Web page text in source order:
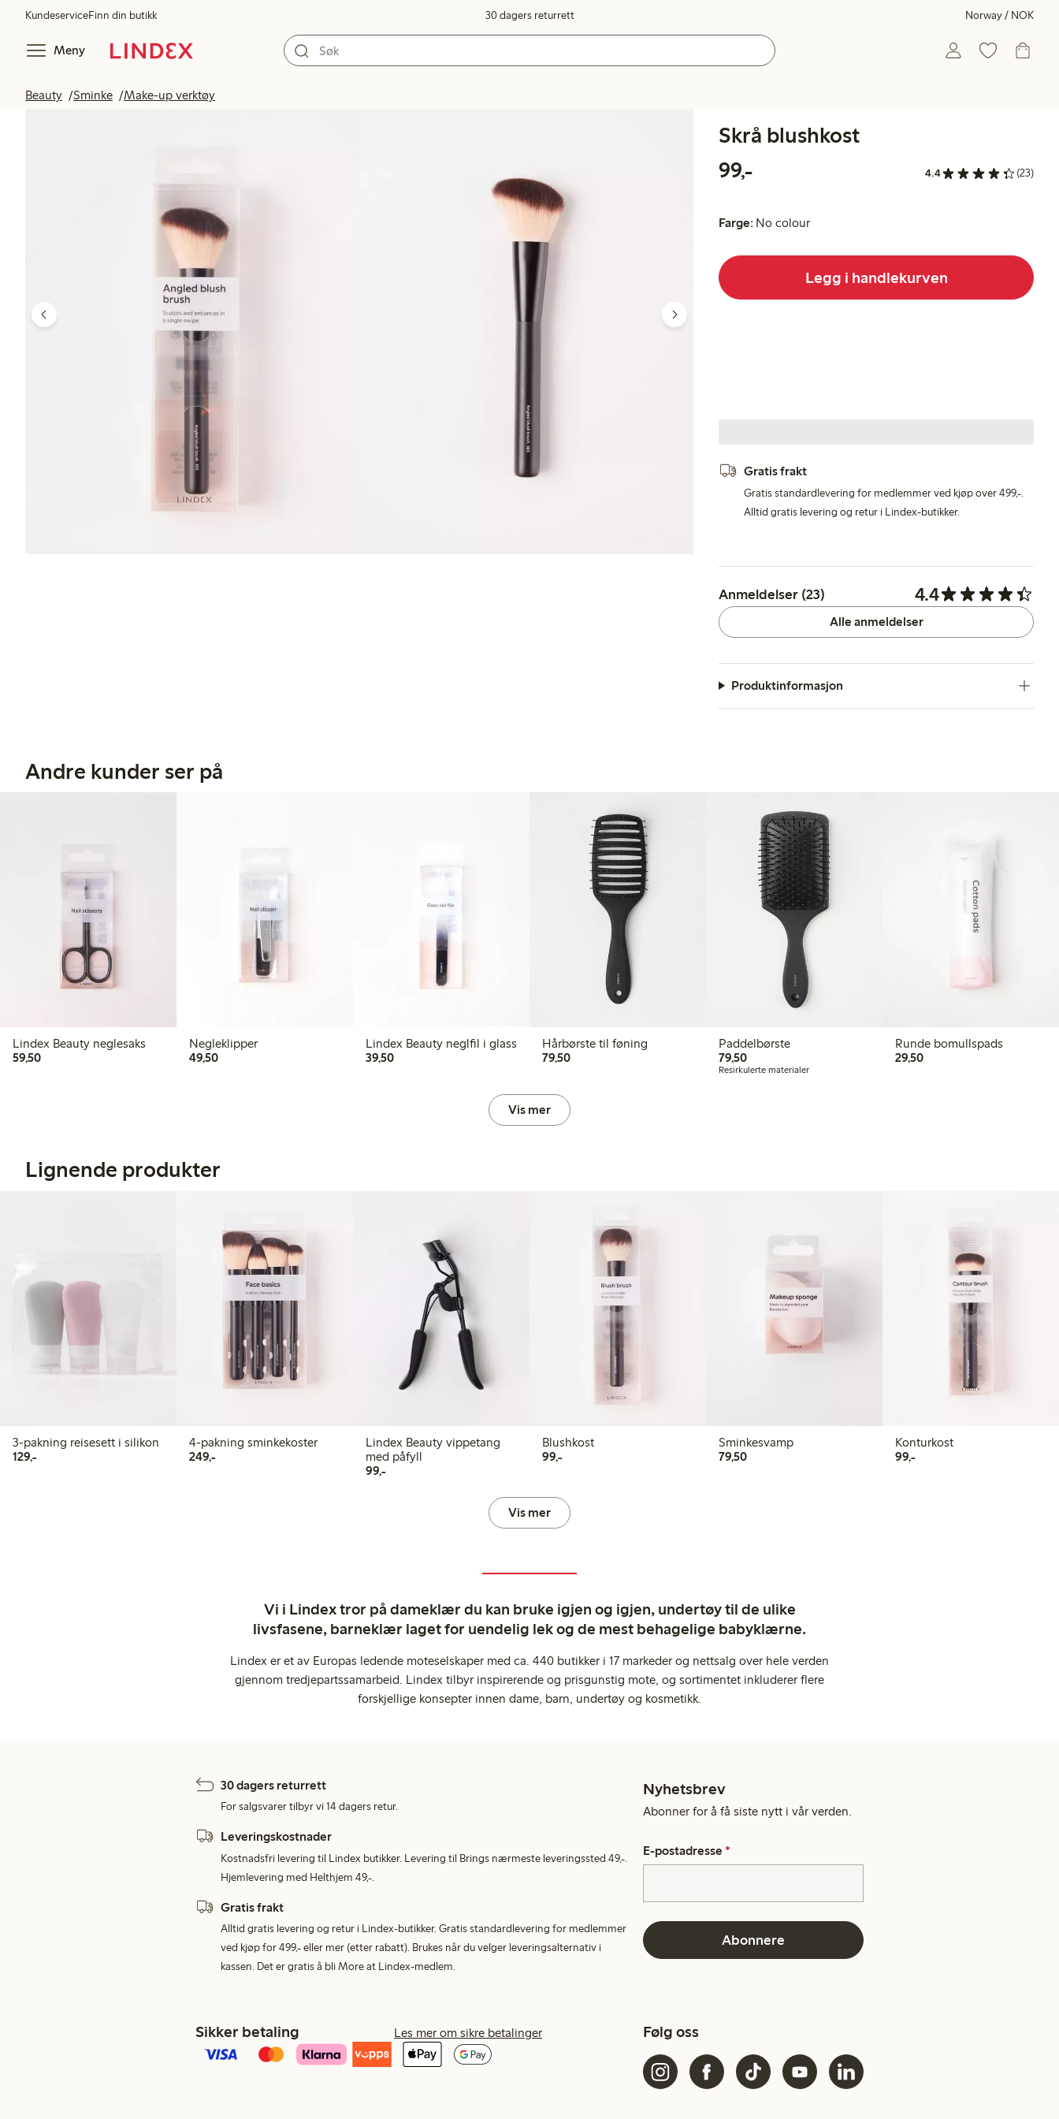
KundeserviceFinn din butikk 30 dagers returrett Norway / NOK
Meny
Beauty Sminke Make-up verktøy
Skrå blushkost
99,-
4.4 (23)
Farge: No colour
Legg i handlekurven
Gratis frakt
Gratis standardlevering for medlemmer ved kjøp over 499,-.
Alltid gratis levering og retur i Lindex-butikker.
Anmeldelser (23) 4.4
Alle anmeldelser
Produktinformasjon
Andre kunder ser på
Lindex Beauty neglesaks
59,5059,50 kr
Negleklipper
49,5049,50 kr
Lindex Beauty neglfil i glass
39,5039,50 kr
Hårbørste til føning
79,5079,50 kr
Paddelbørste
79,5079,50 kr
Resirkulerte materialer
Runde bomullspads
29,5029,50 kr
Vis mer
Lignende produkter
3-pakning reisesett i silikon
129,-129,00 kr
4-pakning sminkekoster
249,-249,00 kr
Lindex Beauty vippetang
med påfyll
99,-99,00 kr
Blushkost
99,-99,00 kr
Sminkesvamp
79,5079,50 kr
Konturkost
99,-99,00 kr
Vis mer
Vi i Lindex tror på dameklær du kan bruke igjen og igjen, undertøy til de ulike
livsfasene, barneklær laget for uendelig lek og de mest behagelige babyklærne.
Lindex er et av Europas ledende moteselskaper med ca. 440 butikker i 17 markeder og nettsalg over hele verden
gjennom tredjepartssamarbeid. Lindex tilbyr inspirerende og prisgunstig mote, og sortimentet inkluderer flere
forskjellige konsepter innen dame, barn, undertøy og kosmetikk.
30 dagers returrett
For salgsvarer tilbyr vi 14 dagers retur.
Leveringskostnader
Kostnadsfri levering til Lindex butikker. Levering til Brings nærmeste leveringssted 49,-.
Hjemlevering med Helthjem 49,-.
Gratis frakt
Alltid gratis levering og retur i Lindex-butikker. Gratis standardlevering for medlemmer
ved kjøp for 499,- eller mer (etter rabatt). Brukes når du velger leveringsalternativ i
kassen. Det er gratis å bli More at Lindex-medlem.
Nyhetsbrev
Abonner for å få siste nytt i vår verden.
E-postadresse *
Abonnere
Sikker betaling Les mer om sikre betalinger Følg oss